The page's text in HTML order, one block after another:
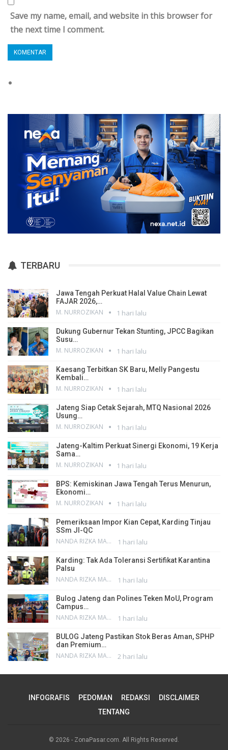
Save my name, email, and website in this browser for
the next time I comment.
TERBARU
Jawa Tengah Perkuat Halal Value Chain Lewat
FAJAR 2026,…
M. NURROZIKAN 1 hari lalu
Dukung Gubernur Tekan Stunting, JPCC Bagikan
Susu…
M. NURROZIKAN 1 hari lalu
Kaesang Terbitkan SK Baru, Melly Pangestu
Kembali…
M. NURROZIKAN 1 hari lalu
Jateng Siap Cetak Sejarah, MTQ Nasional 2026
Usung…
M. NURROZIKAN 1 hari lalu
Jateng-Kaltim Perkuat Sinergi Ekonomi, 19 Kerja
Sama…
M. NURROZIKAN 1 hari lalu
BPS: Kemiskinan Jawa Tengah Terus Menurun,
Ekonomi…
M. NURROZIKAN 1 hari lalu
Pemeriksaan Impor Kian Cepat, Karding Tinjau
SSm JI-QC
NANDA RIZKA MAHENDRA 1 hari lalu
Karding: Tak Ada Toleransi Sertifikat Karantina
Palsu
NANDA RIZKA MAHENDRA 1 hari lalu
Bulog Jateng dan Polines Teken MoU, Program
Campus…
NANDA RIZKA MAHENDRA 1 hari lalu
BULOG Jateng Pastikan Stok Beras Aman, SPHP
dan Premium…
NANDA RIZKA MAHENDRA 2 hari lalu
INFOGRAFIS PEDOMAN REDAKSI
DISCLAIMER
TENTANG
© 2026 - ZonaPasar.com. All Rights Reserved.